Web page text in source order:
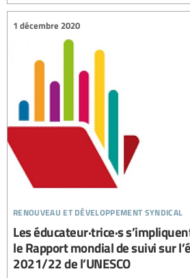
renouveau et développement syndical
1 décembre 2020
Les éducateur·trice·s
le Rapport mondial de suivi sur
2021/22 de l’UNESCO